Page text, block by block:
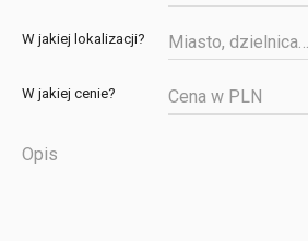
W jakiej lokalizacji?
W jakiej cenie?